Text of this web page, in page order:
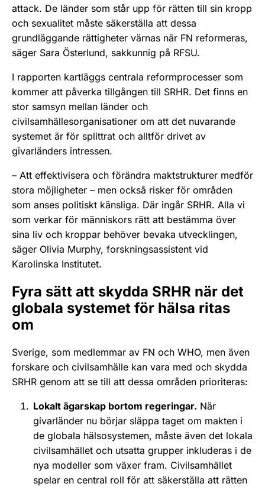
attack. De länder som står upp för rätten till sin kropp
och sexualitet måste säkerställa att dessa
grundläggande rättigheter värnas när FN reformeras,
säger Sara Österlund, sakkunnig på RFSU.
I rapporten kartläggs centrala reformprocesser som
kommer att påverka tillgången till SRHR. Det finns en
stor samsyn mellan länder och
civilsamhällesorganisationer om att det nuvarande
systemet är för splittrat och alltför drivet av
givarländers intressen.
– Att effektivisera och förändra maktstrukturer medför
stora möjligheter – men också risker för områden
som anses politiskt känsliga. Där ingår SRHR. Alla vi
som verkar för människors rätt att bestämma över
sina liv och kroppar behöver bevaka utvecklingen,
säger Olivia Murphy, forskningsassistent vid
Karolinska Institutet.
Fyra sätt att skydda SRHR när det
globala systemet för hälsa ritas
om
Sverige, som medlemmar av FN och WHO, men även
forskare och civilsamhälle kan vara med och skydda
SRHR genom att se till att dessa områden prioriteras:
Lokalt ägarskap bortom regeringar. När
givarländer nu börjar släppa taget om makten i
de globala hälsosystemen, måste även det lokala
civilsamhället och utsatta grupper inkluderas i de
nya modeller som växer fram. Civilsamhället
spelar en central roll för att säkerställa att rätten